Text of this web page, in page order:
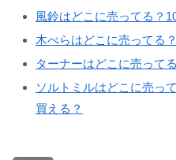
風鈴はどこに売ってる？
木べらはどこに売ってる
ターナーはどこに売って
ソルトミルはどこに売っ
買える？